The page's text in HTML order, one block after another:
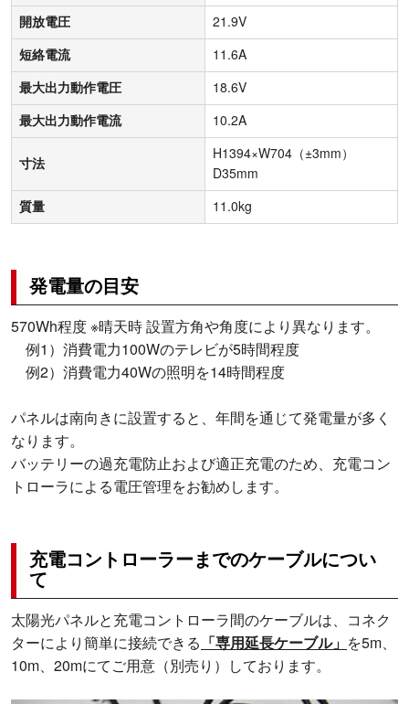
開放電圧
21.9V
短絡電流
11.6A
最大出力動作電圧
18.6V
最大出力動作電流
10.2A
寸法
H1394×W704（±3mm）
D35mm
質量
11.0kg
発電量の目安
570Wh程度 ※晴天時 設置方角や角度により異なります。
例1）消費電力100Wのテレビが5時間程度
例2）消費電力40Wの照明を14時間程度
パネルは南向きに設置すると、年間を通じて発電量が多く
なります。
バッテリーの過充電防止および適正充電のため、充電コン
トローラによる電圧管理をお勧めします。
充電コントローラーまでのケーブルについ
て
太陽光パネルと充電コントローラ間のケーブルは、コネク
ターにより簡単に接続できる 「専用延長ケーブル」 を5m、
10m、20mにてご用意（別売り）しております。